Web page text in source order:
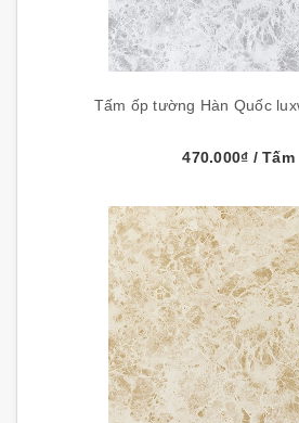
Tấm ốp tường Hàn Quốc
470.000₫ / Tấm